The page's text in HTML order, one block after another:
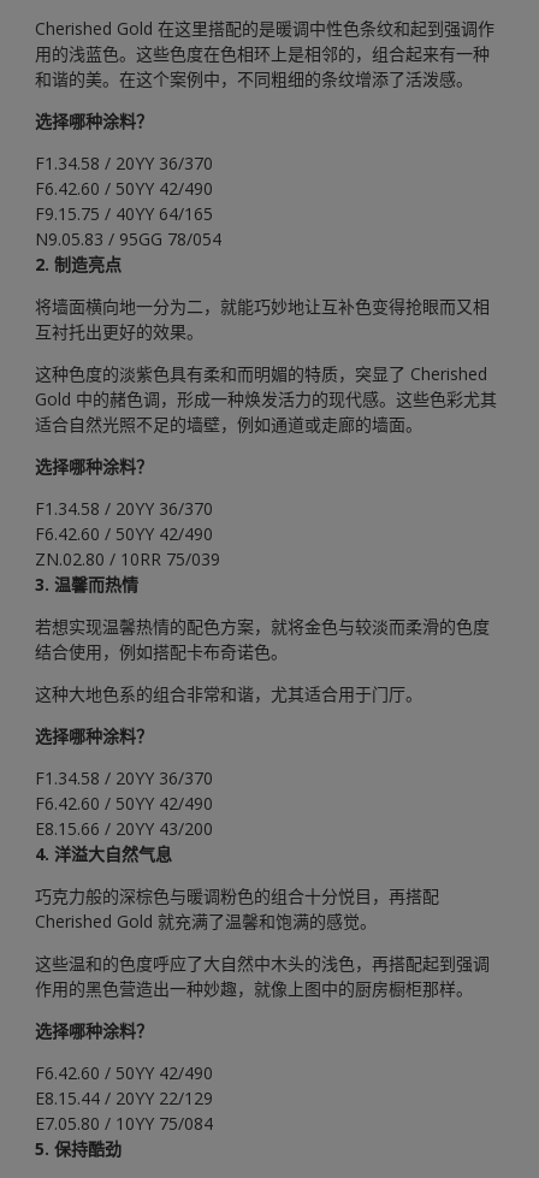
Cherished Gold 在这里搭配的是暖调中性色条纹和起到强调作
用的浅蓝色。这些色度在色相环上是相邻的，组合起来有一种
和谐的美。在这个案例中，不同粗细的条纹增添了活泼感。
选择哪种涂料？
F1.34.58 / 20YY 36/370
F6.42.60 / 50YY 42/490
F9.15.75 / 40YY 64/165
N9.05.83 / 95GG 78/054
2. 制造亮点
将墙面横向地一分为二，就能巧妙地让互补色变得抢眼而又相
互衬托出更好的效果。
这种色度的淡紫色具有柔和而明媚的特质，突显了 Cherished
Gold 中的赭色调，形成一种焕发活力的现代感。这些色彩尤其
适合自然光照不足的墙壁，例如通道或走廊的墙面。
选择哪种涂料？
F1.34.58 / 20YY 36/370
F6.42.60 / 50YY 42/490
ZN.02.80 / 10RR 75/039
3. 温馨而热情
若想实现温馨热情的配色方案，就将金色与较淡而柔滑的色度
结合使用，例如搭配卡布奇诺色。
这种大地色系的组合非常和谐，尤其适合用于门厅。
选择哪种涂料？
F1.34.58 / 20YY 36/370
F6.42.60 / 50YY 42/490
E8.15.66 / 20YY 43/200
4. 洋溢大自然气息
巧克力般的深棕色与暖调粉色的组合十分悦目，再搭配
Cherished Gold 就充满了温馨和饱满的感觉。
这些温和的色度呼应了大自然中木头的浅色，再搭配起到强调
作用的黑色营造出一种妙趣，就像上图中的厨房橱柜那样。
选择哪种涂料？
F6.42.60 / 50YY 42/490
E8.15.44 / 20YY 22/129
E7.05.80 / 10YY 75/084
5. 保持酷劲